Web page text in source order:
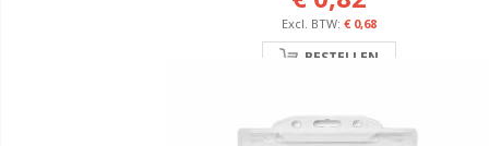
€ 0,68
BESTELLEN